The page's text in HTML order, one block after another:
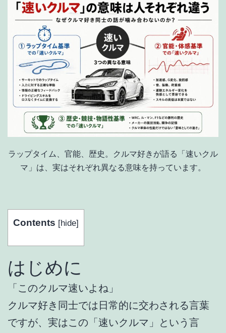
ラップタイム、官能、歴史。クルマ好きが語る「速いクル
マ」は、実はそれぞれ異なる意味を持っています。
Contents [hide]
はじめに
「このクルマ速いよね」
クルマ好き同士では日常的に交わされる言葉
ですが、実はこの「速いクルマ」という言